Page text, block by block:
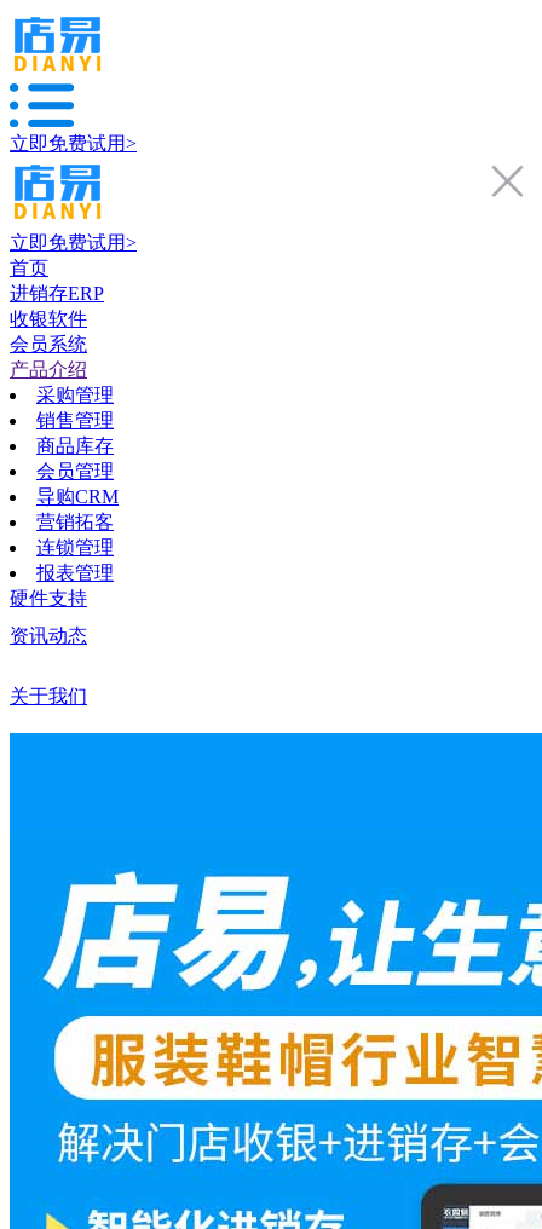
立即免费试用>
立即免费试用>
首页
进销存ERP
收银软件
会员系统
产品介绍
采购管理
销售管理
商品库存
会员管理
导购CRM
营销拓客
连锁管理
报表管理
硬件支持
资讯动态
关于我们